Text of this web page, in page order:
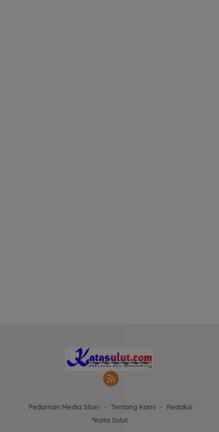
Pedoman Media Siber Tentang Kami
Redaksi
°Kata Sulut